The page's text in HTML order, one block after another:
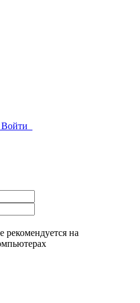
Войти
рекомендуется на